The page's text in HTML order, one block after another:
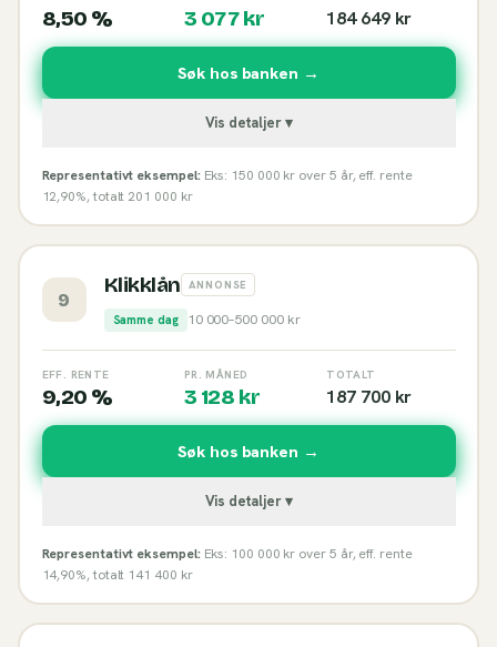
8,50 % 3 077kr 184 649kr
Søk hos banken →
Vis detaljer ▾
Representativt eksempel: Eks: 150 000 kr over 5 år, eff. rente
12,90%, totalt 201 000 kr
9
Klikklån ANNONSE
Samme dag 10 000–500 000kr
EFF. RENTE
9,20 %
PR. MÅNED
3 128 kr
TOTALT
187 700kr
Søk hos banken →
Vis detaljer ▾
Representativt eksempel: Eks: 100 000 kr over 5 år, eff. rente
14,90%, totalt 141 400 kr